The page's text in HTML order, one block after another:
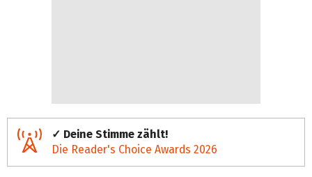
✓ Deine Stimme zählt!
Die Reader's Choice Awards 2026